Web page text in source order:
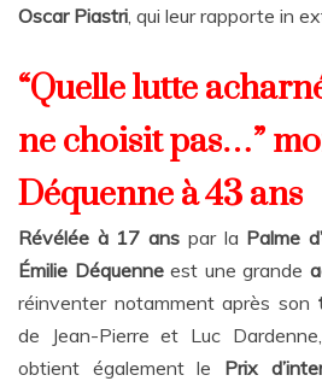
Oscar Piastri , qui leur rapporte in
“Quelle lutte
ne choisit pas…”
Déquenne à 43 ans
Révélée à 17 ans par la Palme
Émilie Déquenneest une grande
réinventer notamment après son
de Jean-Pierre et Luc
obtient également le Prix